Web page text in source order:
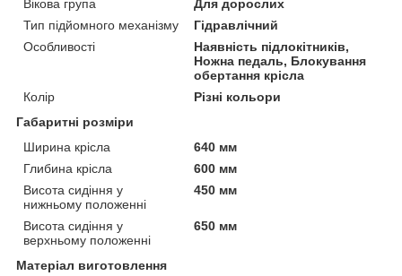
Вікова група
Для дорослих
Тип підйомного механізму
Гідравлічний
Особливості
Наявність підлокітників,
Ножна педаль, Блокування
обертання крісла
Колір
Різні кольори
Габаритні розміри
Ширина крісла
640 мм
Глибина крісла
600 мм
Висота сидіння у
нижньому положенні
450 мм
Висота сидіння у
верхньому положенні
650 мм
Матеріал виготовлення